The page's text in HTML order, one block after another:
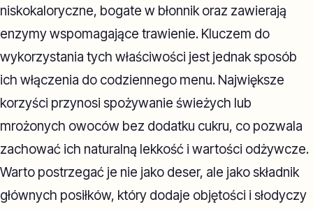
niskokaloryczne, bogate w błonnik oraz zawierają
enzymy wspomagające trawienie. Kluczem do
wykorzystania tych właściwości jest jednak sposób
ich włączenia do codziennego menu. Największe
korzyści przynosi spożywanie świeżych lub
mrożonych owoców bez dodatku cukru, co pozwala
zachować ich naturalną lekkość i wartości odżywcze.
Warto postrzegać je nie jako deser, ale jako składnik
głównych posiłków, który dodaje objętości i słodyczy